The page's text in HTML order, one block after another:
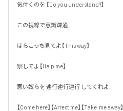
気付くのを 【Do you understand?】
この視線で意識疎通
ほらこっち見てよ【This way】
察してよ【Help me】
悪い奴らを 連行連行連行 してくれよ
【Come here】【Arrest me】【Take  me away】